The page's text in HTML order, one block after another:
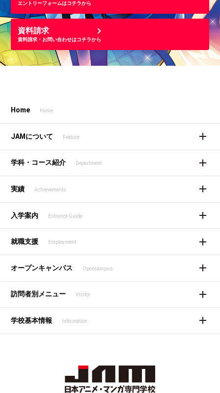
エントリーフォームはコチラから
資料請求
資料請求・お問い合わせはコチラから
Home Home
JAMについて Feature
学科・コース紹介 Department
実績 Achievements
入学案内 Entrance Guide
就職支援 Employment
オープンキャンパス Opencampus
訪問者別メニュー Visitor
学校基本情報 Information